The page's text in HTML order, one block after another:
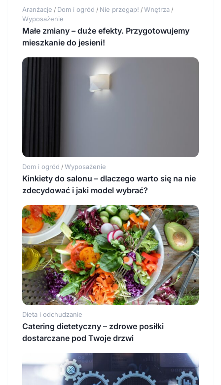
Aranżacje / Dom i ogród / Nie przegap! / Wnętrza /
Wyposażenie
Małe zmiany – duże efekty. Przygotowujemy
mieszkanie do jesieni!
Dom i ogród / Wyposażenie
Kinkiety do salonu – dlaczego warto się na nie
zdecydować i jaki model wybrać?
Dieta i odchudzanie
Catering dietetyczny – zdrowe posiłki
dostarczane pod Twoje drzwi